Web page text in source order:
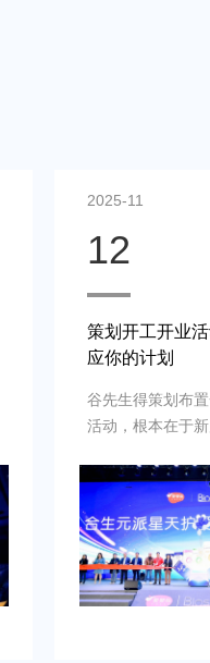
2025-11
12
策划开工开业
应你的计划
谷先生得策划布
活动，根本在于
并营造良好的品
到：增加曝光度
体，提高知名度
销售。可是鉴于
资源进行大规模
业的策划和执行